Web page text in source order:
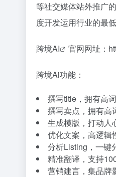
等社交媒体站外推广
度开发运用行业的最
跨境AI 官网网址：
跨境Ai功能：
撰写title，拥有高
撰写卖点，拥有高
生成模版，打动人
优化文案，高逻辑
分析Listing，一键
精准翻译，支持
营销建言，集品牌